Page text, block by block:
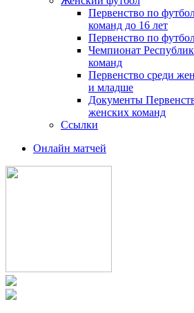
Первенство по
команд до 16 лет
Первенство по
Чемпионат
команд
Первенство среди
и младше
Документы
женских команд
Ссылки
Онлайн матчей